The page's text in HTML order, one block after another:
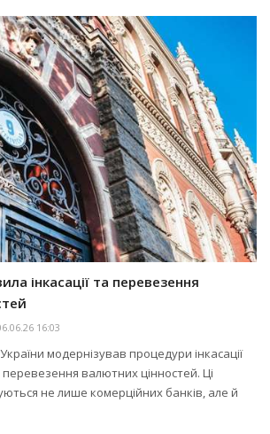
інкасації та перевезення
16:03
модернізував процедури інкасації
валютних цінностей. Ці
не лише комерційних банків, але й